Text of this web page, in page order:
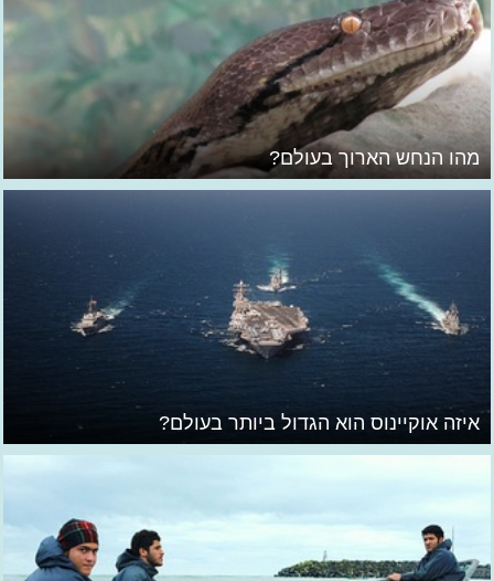
מהו הנחש הארוך בעולם?
איזה אוקיינוס הוא הגדול ביותר בעולם?